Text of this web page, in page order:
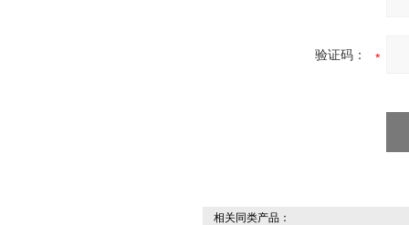
验证码：
相关同类产品：